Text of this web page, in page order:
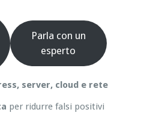
Parla con un
esperto
server, cloud e rete
per ridurre falsi positivi